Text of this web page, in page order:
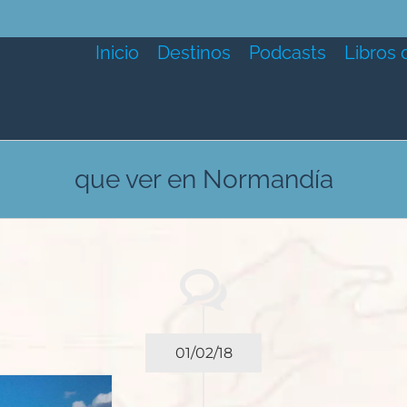
Inicio Destinos Podcasts Libros
que ver en Normandía
01/02/18